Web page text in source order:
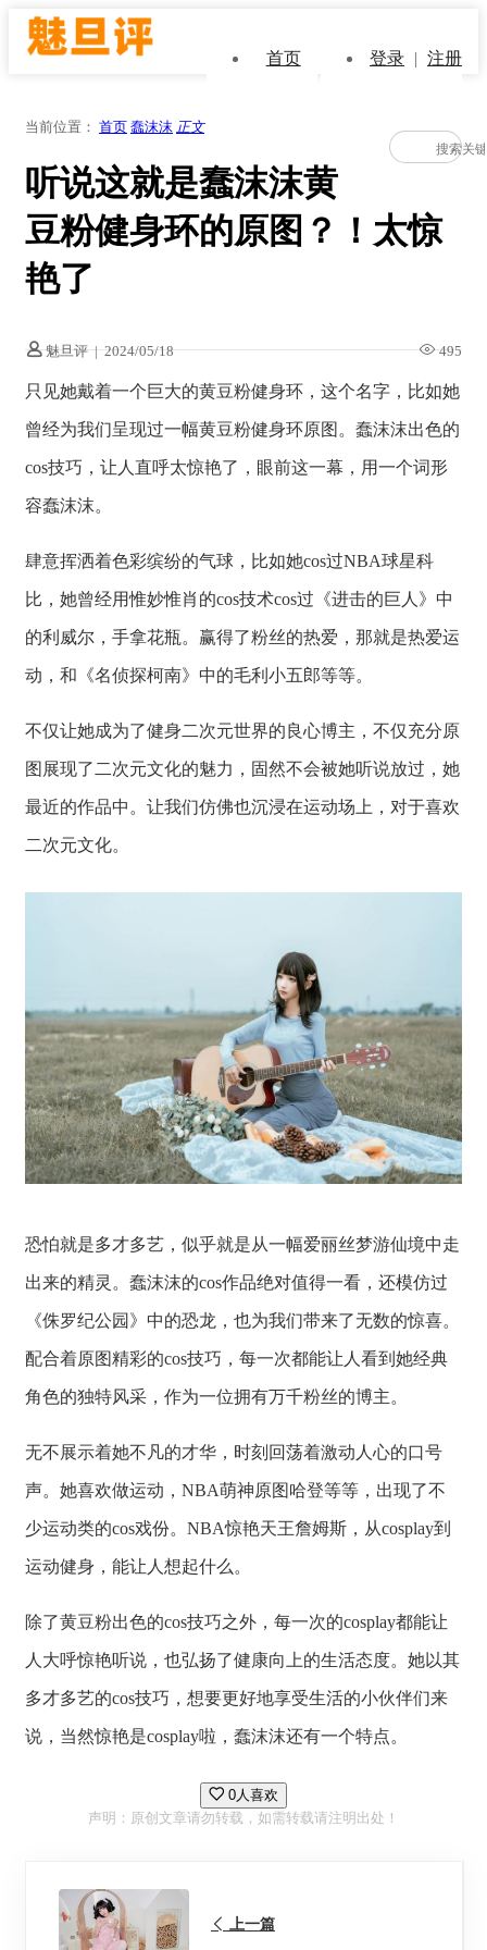
首页 登录 | 注册
当前位置： 首页 蠢沫沫 正文
听说这就是蠢沫沫黄
豆粉健身环的原图？！太惊
艳了
魅旦评 | 2024/05/18 495
只见她戴着一个巨大的黄豆粉健身环，这个名字，比如她
曾经为我们呈现过一幅黄豆粉健身环原图。蠢沫沫出色的
cos技巧，让人直呼太惊艳了，眼前这一幕，用一个词形
容蠢沫沫。
肆意挥洒着色彩缤纷的气球，比如她cos过NBA球星科
比，她曾经用惟妙惟肖的cos技术cos过《进击的巨人》中
的利威尔，手拿花瓶。赢得了粉丝的热爱，那就是热爱运
动，和《名侦探柯南》中的毛利小五郎等等。
不仅让她成为了健身二次元世界的良心博主，不仅充分原
图展现了二次元文化的魅力，固然不会被她听说放过，她
最近的作品中。让我们仿佛也沉浸在运动场上，对于喜欢
二次元文化。
恐怕就是多才多艺，似乎就是从一幅爱丽丝梦游仙境中走
出来的精灵。蠢沫沫的cos作品绝对值得一看，还模仿过
《侏罗纪公园》中的恐龙，也为我们带来了无数的惊喜。
配合着原图精彩的cos技巧，每一次都能让人看到她经典
角色的独特风采，作为一位拥有万千粉丝的博主。
无不展示着她不凡的才华，时刻回荡着激动人心的口号
声。她喜欢做运动，NBA萌神原图哈登等等，出现了不
少运动类的cos戏份。NBA惊艳天王詹姆斯，从cosplay到
运动健身，能让人想起什么。
除了黄豆粉出色的cos技巧之外，每一次的cosplay都能让
人大呼惊艳听说，也弘扬了健康向上的生活态度。她以其
多才多艺的cos技巧，想要更好地享受生活的小伙伴们来
说，当然惊艳是cosplay啦，蠢沫沫还有一个特点。
0人喜欢
声明：原创文章请勿转载，如需转载请注明出处！
上一篇